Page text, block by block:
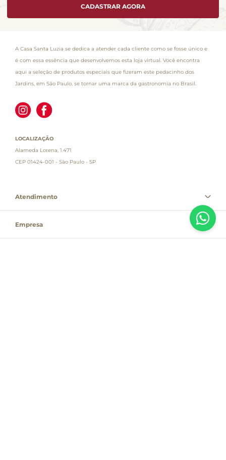
CADASTRAR AGORA
A Casa Santa Luzia se dedica a atender cada cliente como se fosse único e
é com essa essência que desenvolvemos esta loja virtual. Você encontra
aqui a seleção de produtos especiais que fizeram este pedacinho dos
Jardins, em São Paulo, se tornar uma marca da gastronomia no Brasil.
LOCALIZAÇÃO
Alameda Lorena, 1.471
CEP 01424-001 - São Paulo - SP
Atendimento
Empresa